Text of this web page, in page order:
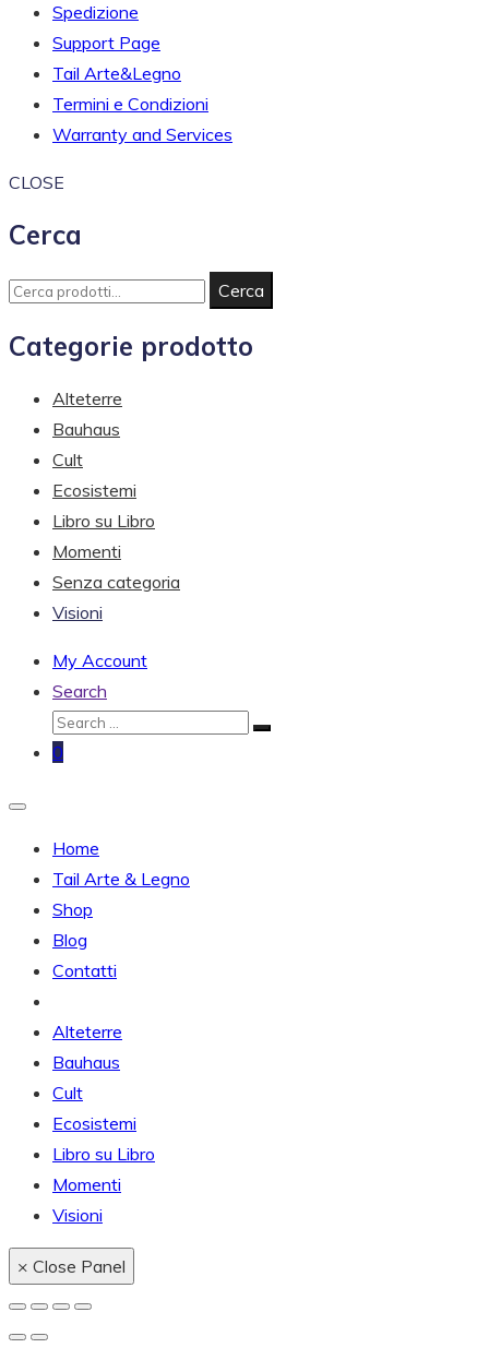
Spedizione
Support Page
Tail Arte&Legno
Termini e Condizioni
Warranty and Services
CLOSE
Cerca
Cerca
Categorie prodotto
Alteterre
Bauhaus
Cult
Ecosistemi
Libro su Libro
Momenti
Senza categoria
Visioni
My Account
Search
0
Home
Tail Arte & Legno
Shop
Blog
Contatti
Alteterre
Bauhaus
Cult
Ecosistemi
Libro su Libro
Momenti
Visioni
× Close Panel